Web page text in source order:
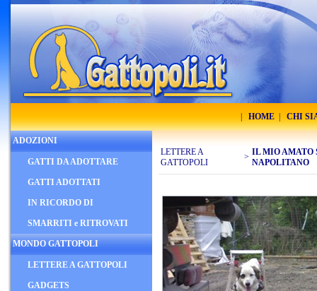
HOME CHI
ADOZIONI
GATTI DA ADOTTARE
GATTI ADOTTATI
IN RICORDO DI
SMARRITI e RITROVATI
MONDO GATTOPOLI
LETTERE A GATTOPOLI
GADGETS
LETTERE A
GATTOPOLI
> IL MIO AMATO
NAPOLITANO